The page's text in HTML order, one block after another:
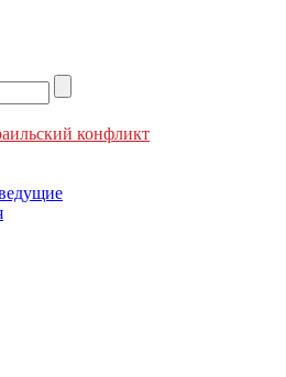
конфликт